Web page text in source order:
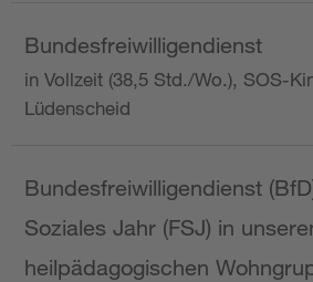
Bundesfreiwilligendienst
in Vollzeit (38,5 Std./Wo.), SOS-
Lüdenscheid
Bundesfreiwilligendienst
Soziales Jahr (FSJ) in
heilpädagogischen